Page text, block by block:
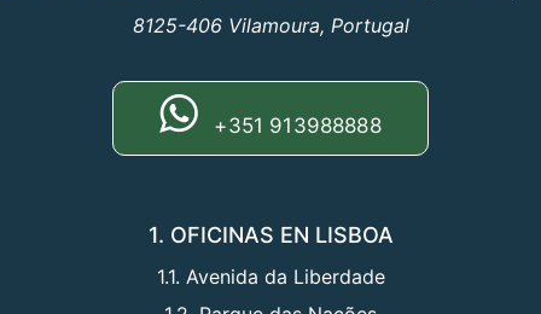
8125-406 Vilamoura, Portugal
+351 913988888
1. OFICINAS EN LISBOA
1.1. Avenida da Liberdade